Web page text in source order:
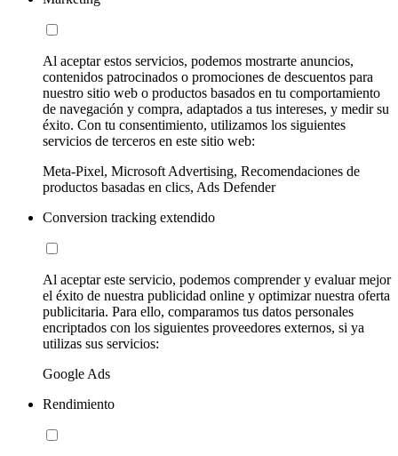
Al aceptar estos servicios, podemos mostrarte anuncios,
contenidos patrocinados o promociones de descuentos para
nuestro sitio web o productos basados en tu comportamiento
de navegación y compra, adaptados a tus intereses, y medir su
éxito. Con tu consentimiento, utilizamos los siguientes
servicios de terceros en este sitio web:
Meta-Pixel, Microsoft Advertising, Recomendaciones de
productos basadas en clics, Ads Defender
Conversion tracking extendido
Al aceptar este servicio, podemos comprender y evaluar mejor
el éxito de nuestra publicidad online y optimizar nuestra oferta
publicitaria. Para ello, comparamos tus datos personales
encriptados con los siguientes proveedores externos, si ya
utilizas sus servicios:
Google Ads
Rendimiento